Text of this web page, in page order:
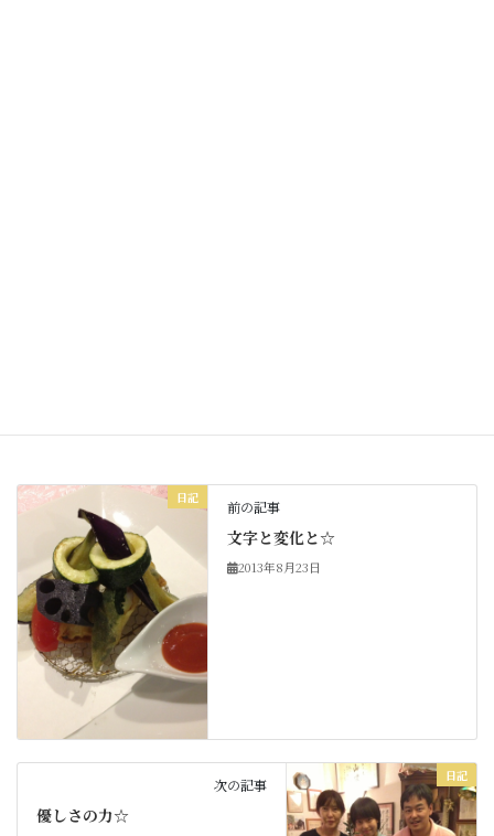
日記
前の記事
文字と変化と☆
2013年8月23日
日記
次の記事
優しさの力☆